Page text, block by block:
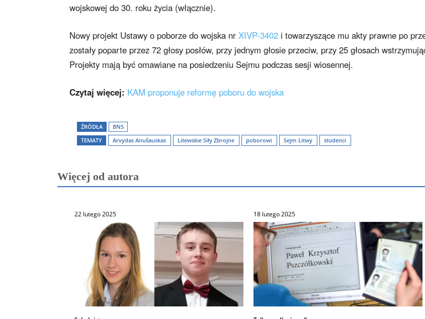
wojskowej do 30. roku życia (włącznie).
Nowy projekt Ustawy o poborze do wojska nr XIVP-3402 i towarzyszące mu akty prawne po
zostały poparte przez 72 głosy posłów, przy jednym głosie przeciw, przy 25 głosach
Projekty mają być omawiane na posiedzeniu Sejmu podczas sesji wiosennej.
Czytaj więcej: KAM proponuje reformę poboru do wojska
ŹRÓDŁA
BNS
TEMATY
Arvydas Anušauskas Litewskie Siły Zbrojne poborowi Sejm Litwy studenci
Więcej od autora
22 lutego 2025 18 lutego 2025